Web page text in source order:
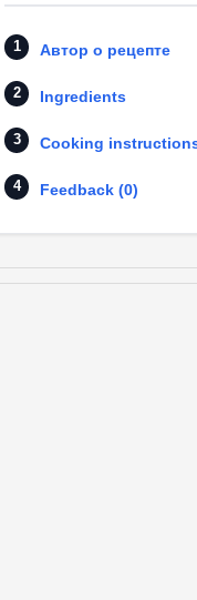
Автор о рецепте
Ingredients
Cooking
Feedback (0)